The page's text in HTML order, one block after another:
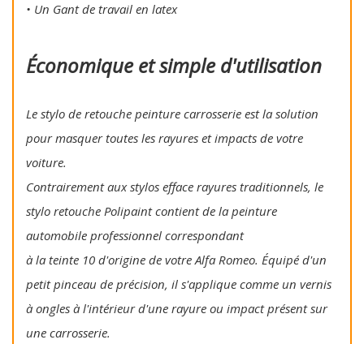
• Un Gant de travail en latex
Économique et simple d'utilisation
Le stylo de retouche peinture carrosserie est la solution
pour masquer toutes les rayures et impacts de votre
voiture.
Contrairement aux stylos efface rayures traditionnels, le
stylo retouche Polipaint contient de la peinture
automobile professionnel correspondant
à la teinte 10 d'origine de votre Alfa Romeo. Équipé d'un
petit pinceau de précision, il s'applique comme un vernis
à ongles à l'intérieur d'une rayure ou impact présent sur
une carrosserie.